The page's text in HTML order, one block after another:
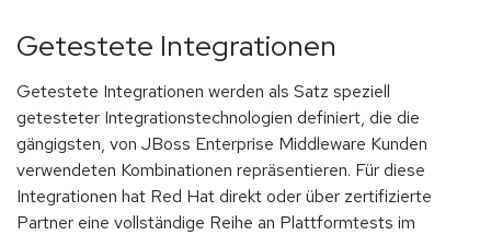
Getestete Integrationen
Getestete Integrationen werden als Satz speziell
getesteter Integrationstechnologien definiert, die die
gängigsten, von JBoss Enterprise Middleware Kunden
verwendeten Kombinationen repräsentieren. Für diese
Integrationen hat Red Hat direkt oder über zertifizierte
Partner eine vollständige Reihe an Plattformtests im